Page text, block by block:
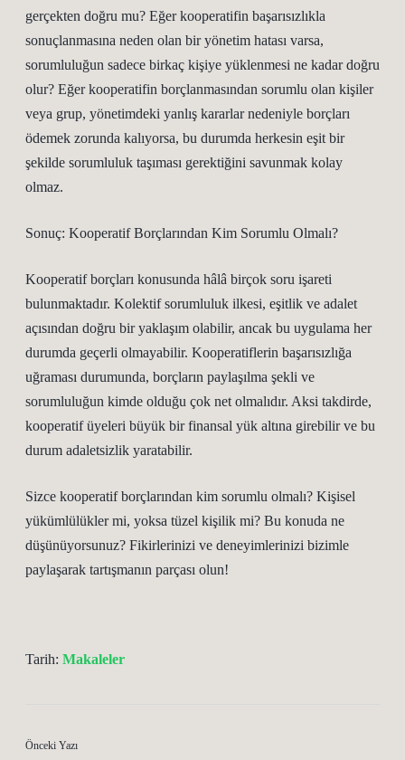
gerçekten doğru mu? Eğer kooperatifin başarısızlıkla
sonuçlanmasına neden olan bir yönetim hatası varsa,
sorumluluğun sadece birkaç kişiye yüklenmesi ne kadar doğru
olur? Eğer kooperatifin borçlanmasından sorumlu olan kişiler
veya grup, yönetimdeki yanlış kararlar nedeniyle borçları
ödemek zorunda kalıyorsa, bu durumda herkesin eşit bir
şekilde sorumluluk taşıması gerektiğini savunmak kolay
olmaz.
Sonuç: Kooperatif Borçlarından Kim Sorumlu Olmalı?
Kooperatif borçları konusunda hâlâ birçok soru işareti
bulunmaktadır. Kolektif sorumluluk ilkesi, eşitlik ve adalet
açısından doğru bir yaklaşım olabilir, ancak bu uygulama her
durumda geçerli olmayabilir. Kooperatiflerin başarısızlığa
uğraması durumunda, borçların paylaşılma şekli ve
sorumluluğun kimde olduğu çok net olmalıdır. Aksi takdirde,
kooperatif üyeleri büyük bir finansal yük altına girebilir ve bu
durum adaletsizlik yaratabilir.
Sizce kooperatif borçlarından kim sorumlu olmalı? Kişisel
yükümlülükler mi, yoksa tüzel kişilik mi? Bu konuda ne
düşünüyorsunuz? Fikirlerinizi ve deneyimlerinizi bizimle
paylaşarak tartışmanın parçası olun!
Tarih: Makaleler
Önceki Yazı